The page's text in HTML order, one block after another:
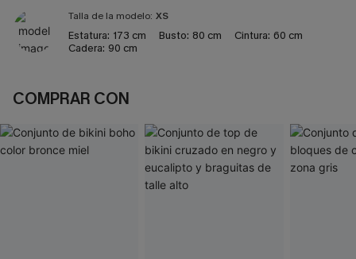
Talla de la modelo: XS
Estatura: 173 cm Busto: 80 cm Cintura: 60 cm
Cadera: 90 cm
COMPRAR CON